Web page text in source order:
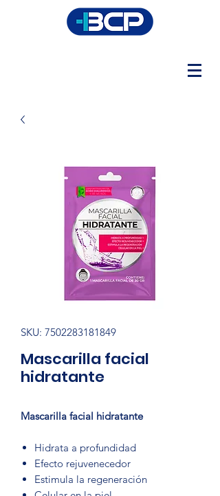
SKU: 7502283181849
Mascarilla facial
hidratante
Mascarilla facial hidratante
Hidrata a profundidad
Efecto rejuvenecedor
Estimula la regeneración